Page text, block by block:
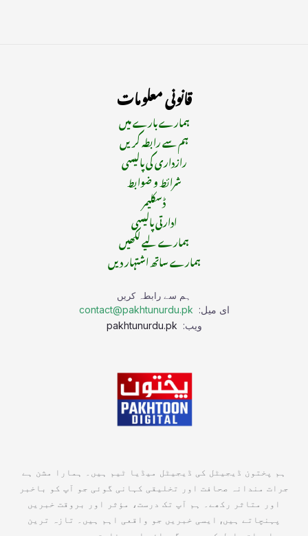
قانونی معلومات
ہمارے بارے میں
ہم سے رابطہ کریں
رازداری کی پالیسی
شرائط و ضوابط
ڈسکلیمر
ادارتی پالیسی
ہمارے لیے لکھیں
ہمارے ساتھ اشتہار دیں
ہم سے رابطہ کریں
ای میل: contact@pakhtunurdu.pk
ویب:
ہم پختون ڈیجیٹل کی ڈیجیٹل میڈیا ٹیم ہیں۔ ہمارا مشن ہے
جرات مندانہ صحافت اور تخلیقی کہانی گوئی جو آپ کو باخبر
اور متاثر رکھے۔ ہم آپ تک درست، مؤثر اور بروقت خبریں
پہنچاتے ہیں, ایسی خبریں جو واقعی اہم ہیں۔ تازہ ترین